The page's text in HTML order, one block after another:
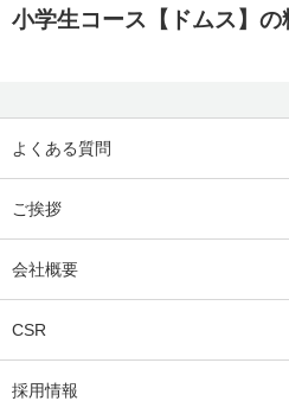
小学生コース【ドムス】の
よくある質問
ご挨拶
会社概要
CSR
採用情報